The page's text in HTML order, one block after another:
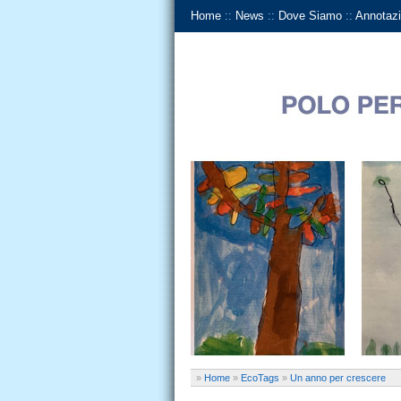
Home :: News :: Dove Siamo ::
» Home » EcoTags » Un anno per crescere